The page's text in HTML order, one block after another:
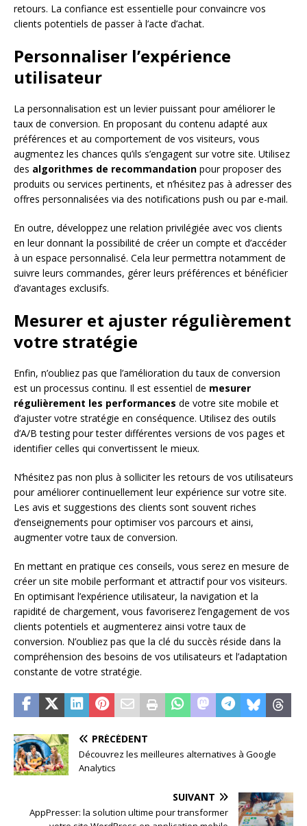
retours. La confiance est essentielle pour convaincre vos
clients potentiels de passer à l’acte d’achat.
Personnaliser l’expérience
utilisateur
La personnalisation est un levier puissant pour améliorer le
taux de conversion. En proposant du contenu adapté aux
préférences et au comportement de vos visiteurs, vous
augmentez les chances qu’ils s’engagent sur votre site. Utilisez
des algorithmes de recommandation pour proposer des
produits ou services pertinents, et n’hésitez pas à adresser des
offres personnalisées via des notifications push ou par e-mail.
En outre, développez une relation privilégiée avec vos clients
en leur donnant la possibilité de créer un compte et d’accéder
à un espace personnalisé. Cela leur permettra notamment de
suivre leurs commandes, gérer leurs préférences et bénéficier
d’avantages exclusifs.
Mesurer et ajuster régulièrement
votre stratégie
Enfin, n’oubliez pas que l’amélioration du taux de conversion
est un processus continu. Il est essentiel de mesurer
régulièrement les performances de votre site mobile et
d’ajuster votre stratégie en conséquence. Utilisez des outils
d’A/B testing pour tester différentes versions de vos pages et
identifier celles qui convertissent le mieux.
N’hésitez pas non plus à solliciter les retours de vos utilisateurs
pour améliorer continuellement leur expérience sur votre site.
Les avis et suggestions des clients sont souvent riches
d’enseignements pour optimiser vos parcours et ainsi,
augmenter votre taux de conversion.
En mettant en pratique ces conseils, vous serez en mesure de
créer un site mobile performant et attractif pour vos visiteurs.
En optimisant l’expérience utilisateur, la navigation et la
rapidité de chargement, vous favoriserez l’engagement de vos
clients potentiels et augmenterez ainsi votre taux de
conversion. N’oubliez pas que la clé du succès réside dans la
compréhension des besoins de vos utilisateurs et l’adaptation
constante de votre stratégie.
PRÉCÉDENT
Découvrez les meilleures alternatives à Google
Analytics
SUIVANT
AppPresser: la solution ultime pour transformer